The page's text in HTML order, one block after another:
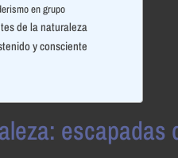
en grupo
de la naturaleza
y consciente
escapadas